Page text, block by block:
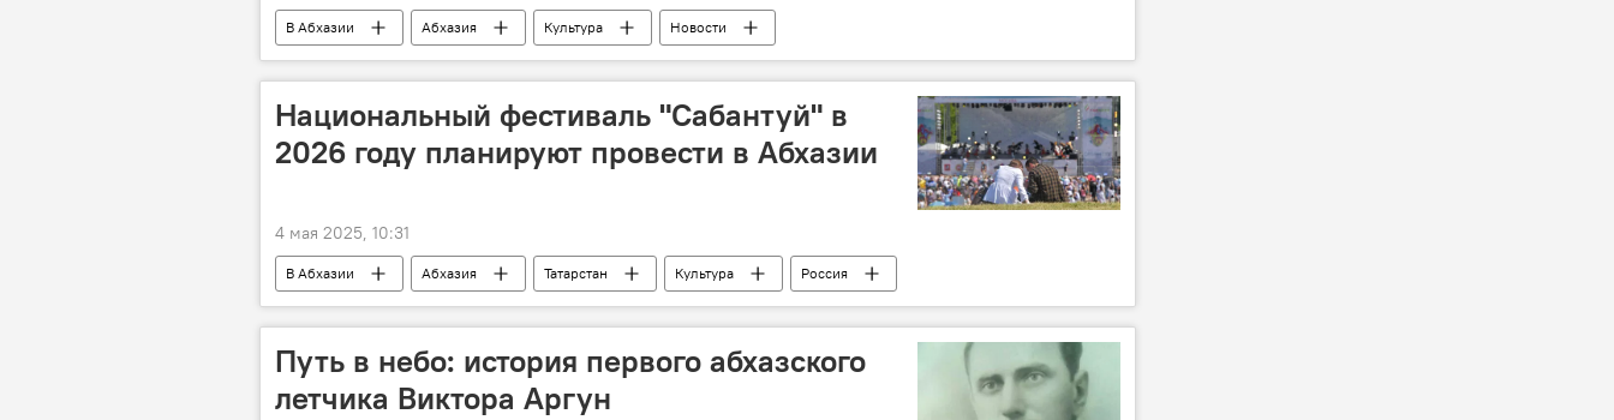
В Абхазии Абхазия Культура Новости
Национальный фестиваль "Сабантуй" в
2026 году планируют провести в Абхазии
4 мая 2025, 10:31
В Абхазии Абхазия Татарстан Культура Россия
Путь в небо: история первого абхазского
летчика Виктора Аргун